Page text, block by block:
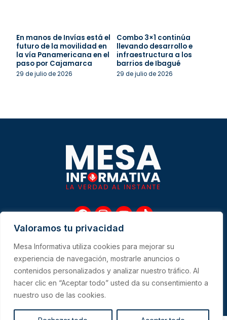
Valoramos tu privacidad
Mesa Informativa utiliza cookies para mejorar su
experiencia de navegación, mostrarle anuncios o
contenidos personalizados y analizar nuestro tráfico. Al
hacer clic en “Aceptar todo” usted da su consentimiento a
nuestro uso de las cookies.
En manos de Invías está el
futuro de la movilidad en
la vía Panamericana en el
paso por Cajamarca
29 de julio de 2026
Combo 3×1 continúa
llevando desarrollo e
infraestructura a los
barrios de Ibagué
29 de julio de 2026
F
a
c
e
b
o
o
k
I
n
s
t
a
g
r
a
m
Y
u
t
u
b
e
T
t
o
k
CONTACTO